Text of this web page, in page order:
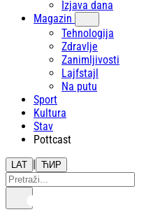
Izjava dana
Magazin
Tehnologija
Zdravlje
Zanimljivosti
Lajfstajl
Na putu
Sport
Kultura
Stav
Pottcast
LAT | ЋИР